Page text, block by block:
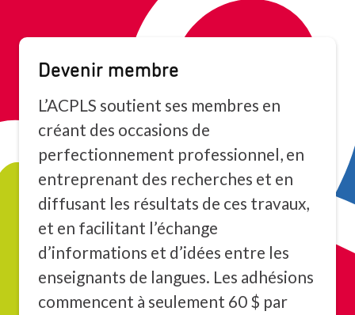
Devenir membre
L’ACPLS soutient ses membres en
créant des occasions de
perfectionnement professionnel, en
entreprenant des recherches et en
diffusant les résultats de ces travaux,
et en facilitant l’échange
d’informations et d’idées entre les
enseignants de langues. Les adhésions
commencent à seulement 60 $ par